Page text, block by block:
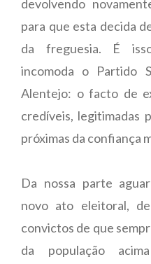
devolvendo
para que esta decida
da freguesia. É
incomoda o Partido
Alentejo: o facto de
credíveis, legitimadas
próximas da confiança
Da nossa parte
novo ato eleitoral,
convictos de que
da população